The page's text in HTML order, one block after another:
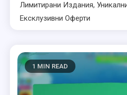
Лимитирани Издания,
Ексклузивни Оферти
1 MIN READ